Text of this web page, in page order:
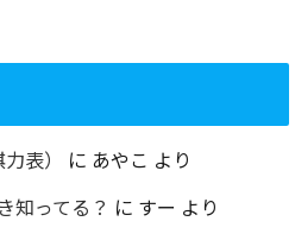
表） に あやこ より
知ってる？ に すー より